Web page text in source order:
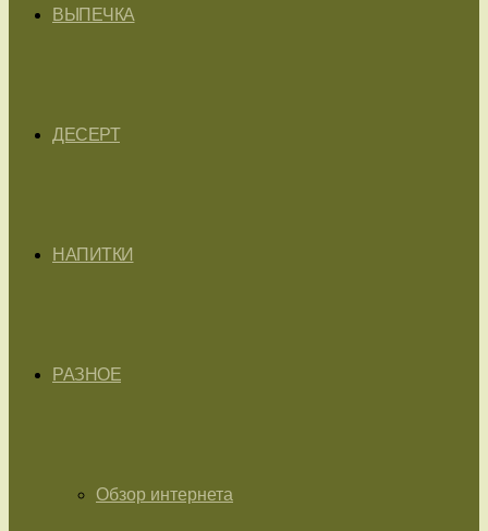
ВЫПЕЧКА
ДЕСЕРТ
НАПИТКИ
РАЗНОЕ
Обзор интернета